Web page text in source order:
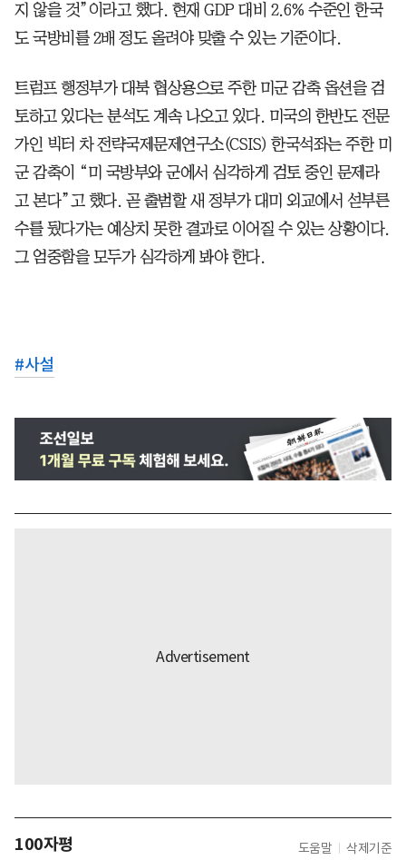
지 않을 것”이라고 했다. 현재 GDP 대비 2.6% 수준인 한국
도 국방비를 2배 정도 올려야 맞출 수 있는 기준이다.
트럼프 행정부가 대북 협상용으로 주한 미군 감축 옵션을 검
토하고 있다는 분석도 계속 나오고 있다. 미국의 한반도 전문
가인 빅터 차 전략국제문제연구소(CSIS) 한국석좌는 주한 미
군 감축이 “미 국방부와 군에서 심각하게 검토 중인 문제라
고 본다”고 했다. 곧 출범할 새 정부가 대미 외교에서 섣부른
수를 뒀다가는 예상치 못한 결과로 이어질 수 있는 상황이다.
그 엄중함을 모두가 심각하게 봐야 한다.
#사설
100자평 도움말 삭제기준